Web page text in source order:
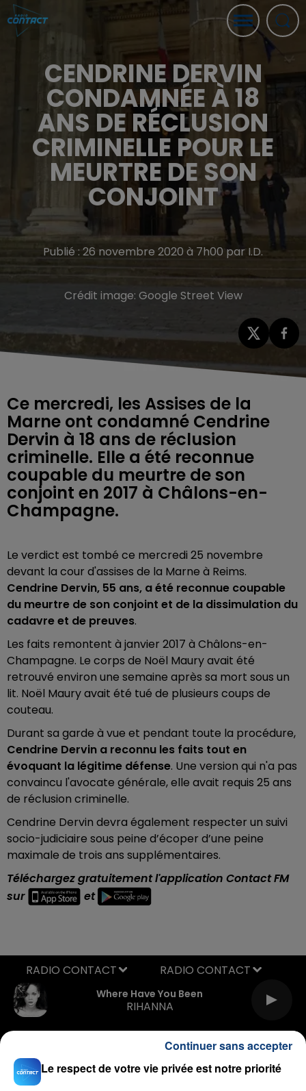
CENDRINE DERVIN
CONDAMNÉE À 18
ANS DE RÉCLUSION
CRIMINELLE POUR LE
MEURTRE DE SON
CONJOINT
Publié : 26 novembre 2020 à 7h00 par I.D.
Crédit image: Google Street View
Ce mercredi, les Assises de la
Marne ont condamné Cendrine
Dervin à 18 ans de réclusion
criminelle. Elle a été reconnue
coupable du meurtre de son
conjoint en 2017 à Châlons-en-
Champagne.
Le verdict est tombé ce mercredi 25 novembre
devant la cour d'assises de la Marne à Reims.
Cendrine Dervin, 55 ans, a été reconnue coupable
du meurtre de son conjoint et de la dissimulation du
cadavre et de preuves.
Les faits remontent à janvier 2017 à Châlons-en-
Champagne. Le corps de Noël Maury avait été
retrouvé environ une semaine après sa mort sous un
lit. Noël Maury avait été tué de plusieurs coups de
couteau.
Durant sa garde à vue et pendant toute la procédure,
Cendrine Dervin a reconnu les faits tout en
évoquant la légitime défense. Une version qui n'a pas
convaincu l'avocate générale, elle avait requis 25 ans
de réclusion criminelle.
Cendrine Dervin devra également respecter un suivi
socio-judiciaire sous peine d’écoper d’une peine
maximale de trois ans supplémentaires.
Téléchargez gratuitement l'application Contact FM
sur
et
Where Have You Been
RIHANNA
RADIO CONTACT
Le respect de votre vie privée est notre priorité
Continuer sans accepter